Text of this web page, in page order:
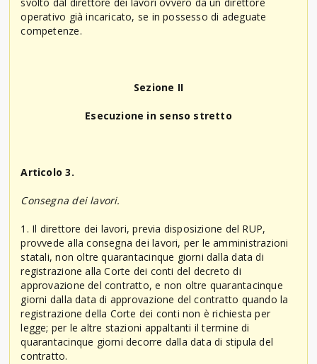
svolto dal direttore dei lavori ovvero da un direttore
operativo già incaricato, se in possesso di adeguate
competenze.
Sezione II
Esecuzione in senso stretto
Articolo 3.
Consegna dei lavori.
1. Il direttore dei lavori, previa disposizione del RUP,
provvede alla consegna dei lavori, per le amministrazioni
statali, non oltre quarantacinque giorni dalla data di
registrazione alla Corte dei conti del decreto di
approvazione del contratto, e non oltre quarantacinque
giorni dalla data di approvazione del contratto quando la
registrazione della Corte dei conti non è richiesta per
legge; per le altre stazioni appaltanti il termine di
quarantacinque giorni decorre dalla data di stipula del
contratto.